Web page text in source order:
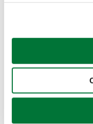
Si lo permite, también
Recopilar
Identificar su
para buscar
Coches de segunda
Coches de km0